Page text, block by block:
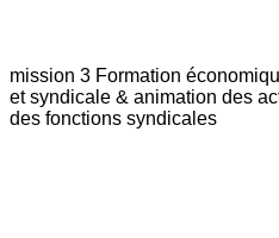
mission 3 Formation
et syndicale & animation des
des fonctions syndicales